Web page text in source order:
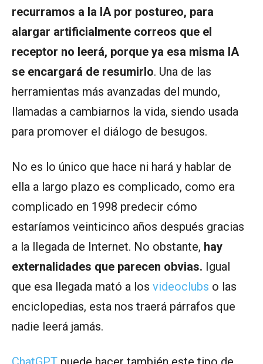
recurramos a la IA por postureo, para
alargar artificialmente correos que el
receptor no leerá, porque ya esa misma IA
se encargará de resumirlo. Una de las
herramientas más avanzadas del mundo,
llamadas a cambiarnos la vida, siendo usada
para promover el diálogo de besugos.
No es lo único que hace ni hará y hablar de
ella a largo plazo es complicado, como era
complicado en 1998 predecir cómo
estaríamos veinticinco años después gracias
a la llegada de Internet. No obstante, hay
externalidades que parecen obvias. Igual
que esa llegada mató a los videoclubs o las
enciclopedias, esta nos traerá párrafos que
nadie leerá jamás.